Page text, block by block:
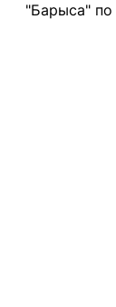
"Барыса" по